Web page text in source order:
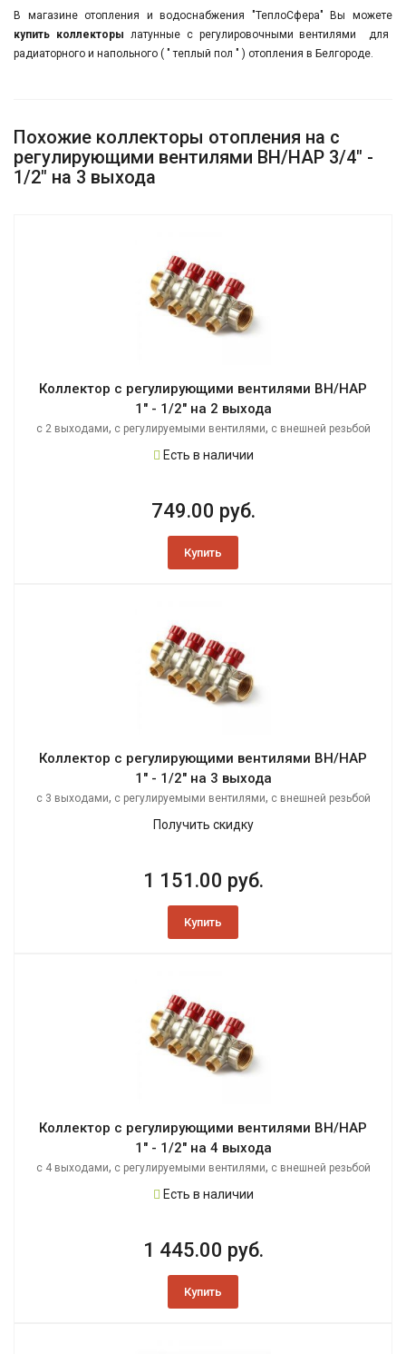
В магазине отопления и водоснабжения "ТеплоСфера" Вы можете
купить коллекторы латунные с регулировочными вентилями для
радиаторного и напольного ( " теплый пол " ) отопления в Белгороде.
Похожие коллекторы отопления на с
регулирующими вентилями ВН/НАР 3/4" -
1/2" на 3 выхода
Коллектор с регулирующими вентилями ВН/НАР
1" - 1/2" на 2 выхода
с 2 выходами, с регулируемыми вентилями, с внешней резьбой
Есть в наличии
749.00 руб.
Купить
Коллектор с регулирующими вентилями ВН/НАР
1" - 1/2" на 3 выхода
с 3 выходами, с регулируемыми вентилями, с внешней резьбой
Получить скидку
1 151.00 руб.
Купить
Коллектор с регулирующими вентилями ВН/НАР
1" - 1/2" на 4 выхода
с 4 выходами, с регулируемыми вентилями, с внешней резьбой
Есть в наличии
1 445.00 руб.
Купить